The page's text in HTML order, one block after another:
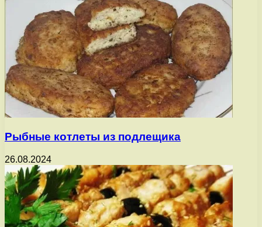
Рыбные котлеты из подлещика
26.08.2024